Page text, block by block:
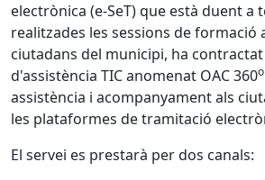
electrònica (e-SeT) que està duent a
realitzades les sessions de formació
ciutadans del municipi, ha
d'assistència TIC anomenat OAC 360o
assistència i acompanyament als
les plataformes de tramitació
El servei es prestarà per dos canals: